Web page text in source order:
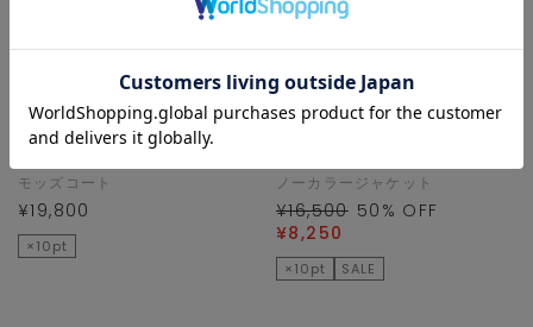
MELROSE CLAIRE
モッズコート
¥19,800
×10pt
ノーカラージャケット
¥16,500 50 % OFF
¥8,250
×10pt SALE